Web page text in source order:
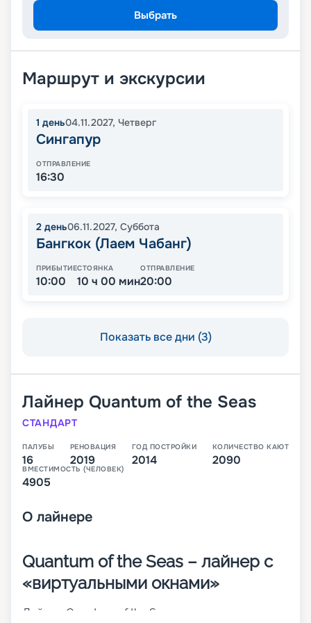
Выбрать
Маршрут и экскурсии
1 день04.11.2027, Четверг
Сингапур
ОТПРАВЛЕНИЕ
16:30
2 день06.11.2027, Суббота
Бангкок (Лаем Чабанг)
ПРИБЫТИЕ
10:00
СТОЯНКА
10 ч 00 мин
ОТПРАВЛЕНИЕ
20:00
Показать все дни (3)
Лайнер Quantum of the Seas
СТАНДАРТ
ПАЛУБЫ
16
РЕНОВАЦИЯ
2019
ГОД ПОСТРОЙКИ
2014
КОЛИЧЕСТВО КАЮТ
2090
ВМЕСТИМОСТЬ (ЧЕЛОВЕК)
4905
О лайнере
Quantum of the Seas – лайнер с
«виртуальными окнами»
Лайнер Quantum of the Seas – это первое судно